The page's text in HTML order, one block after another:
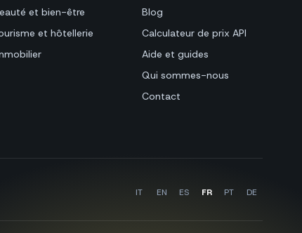
et bien-être
et hôtellerie
Blog
Calculateur de prix API
Aide et guides
Qui sommes-nous
Contact
IT EN ES FR PT DE